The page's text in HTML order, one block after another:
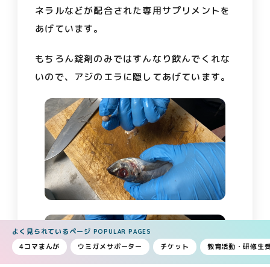
よく見られているページ POPULAR PAGES
4コマまんが ウミガメサポーター チケット 教育活動・研修生
ネラルなどが配合された専用サプリメントを
あげています。
もちろん錠剤のみではすんなり飲んでくれな
いので、アジのエラに隠してあげています。